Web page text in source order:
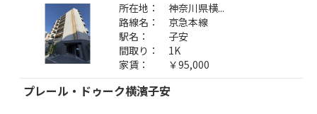
所在地：
神奈川県横...
路線名：
京急本線
駅名：
子安
間取り：
1K
家賃：
￥95,000
プレール・ドゥーク横濱子安